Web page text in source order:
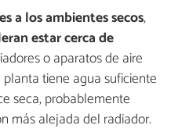
a los ambientes secos,
estar cerca de
o aparatos de aire
tiene agua suficiente
seca, probablemente
más alejada del radiador.